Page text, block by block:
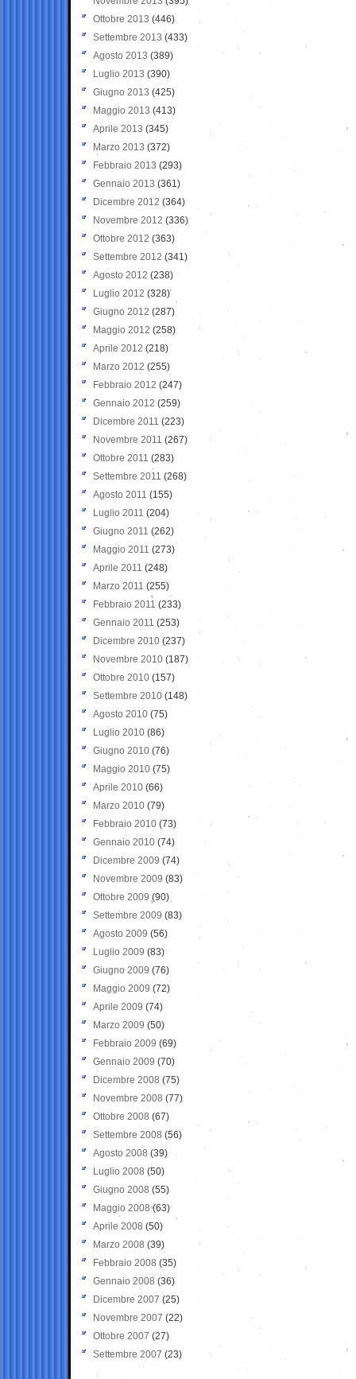
Ottobre 2013 (446)
Settembre 2013 (433)
Agosto 2013 (389)
Luglio 2013 (390)
Giugno 2013 (425)
Maggio 2013 (413)
Aprile 2013 (345)
Marzo 2013 (372)
Febbraio 2013 (293)
Gennaio 2013 (361)
Dicembre 2012 (364)
Novembre 2012 (336)
Ottobre 2012 (363)
Settembre 2012 (341)
Agosto 2012 (238)
Luglio 2012 (328)
Giugno 2012 (287)
Maggio 2012 (258)
Aprile 2012 (218)
Marzo 2012 (255)
Febbraio 2012 (247)
Gennaio 2012 (259)
Dicembre 2011 (223)
Novembre 2011 (267)
Ottobre 2011 (283)
Settembre 2011 (268)
Agosto 2011 (155)
Luglio 2011 (204)
Giugno 2011 (262)
Maggio 2011 (273)
Aprile 2011 (248)
Marzo 2011 (255)
Febbraio 2011 (233)
Gennaio 2011 (253)
Dicembre 2010 (237)
Novembre 2010 (187)
Ottobre 2010 (157)
Settembre 2010 (148)
Agosto 2010 (75)
Luglio 2010 (86)
Giugno 2010 (76)
Maggio 2010 (75)
Aprile 2010 (66)
Marzo 2010 (79)
Febbraio 2010 (73)
Gennaio 2010 (74)
Dicembre 2009 (74)
Novembre 2009 (83)
Ottobre 2009 (90)
Settembre 2009 (83)
Agosto 2009 (56)
Luglio 2009 (83)
Giugno 2009 (76)
Maggio 2009 (72)
Aprile 2009 (74)
Marzo 2009 (50)
Febbraio 2009 (69)
Gennaio 2009 (70)
Dicembre 2008 (75)
Novembre 2008 (77)
Ottobre 2008 (67)
Settembre 2008 (56)
Agosto 2008 (39)
Luglio 2008 (50)
Giugno 2008 (55)
Maggio 2008(63)
Aprile 2008 (50)
Marzo 2008 (39)
Febbraio 2008 (35)
Gennaio 2008 (36)
Dicembre 2007 (25)
Novembre 2007 (22)
Ottobre 2007 (27)
Settembre 2007 (23)